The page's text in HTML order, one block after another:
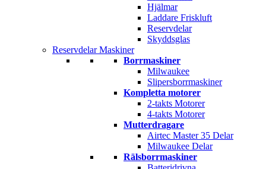
Hjälmar
Laddare Friskluft
Reservdelar
Skyddsglas
Reservdelar Maskiner
Borrmaskiner
Milwaukee
Slipersborrmaskiner
Kompletta motorer
2-takts Motorer
4-takts Motorer
Mutterdragare
Airtec Master 35 Delar
Milwaukee Delar
Rälsborrmaskiner